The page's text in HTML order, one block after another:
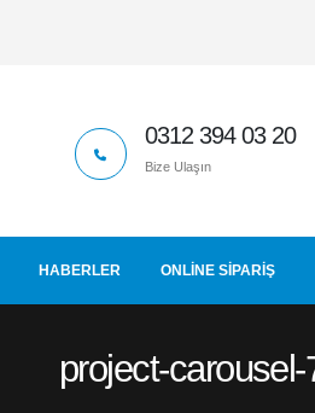
0312 394 03 20
Bize Ulaşın
HABERLER ONLINE SIPARIŞ
project-carousel-